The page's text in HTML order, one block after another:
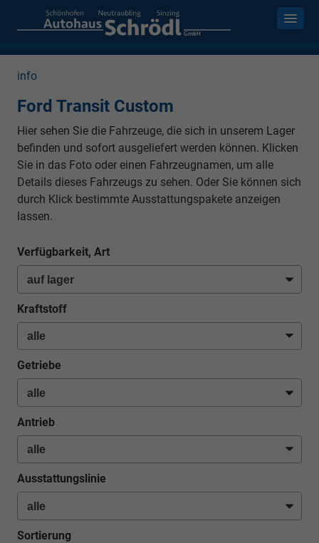
info
Ford Transit Custom
Hier sehen Sie die Fahrzeuge, die sich in unserem Lager
befinden und sofort ausgeliefert werden können. Klicken
Sie in das Foto oder einen Fahrzeugnamen, um alle
Details dieses Fahrzeugs zu sehen. Oder Sie können sich
durch Klick bestimmte Ausstattungspakete anzeigen
lassen.
Verfügbarkeit, Art
Kraftstoff
Getriebe
Antrieb
Ausstattungslinie
Sortierung